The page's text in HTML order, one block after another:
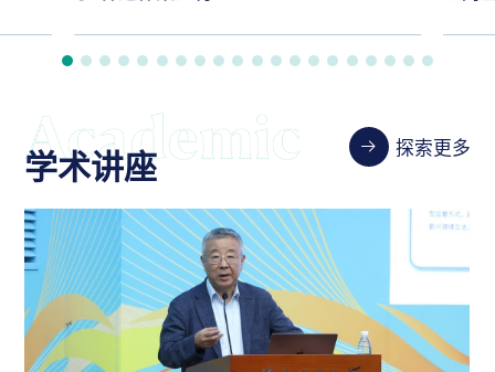
学术讲座 探索更多